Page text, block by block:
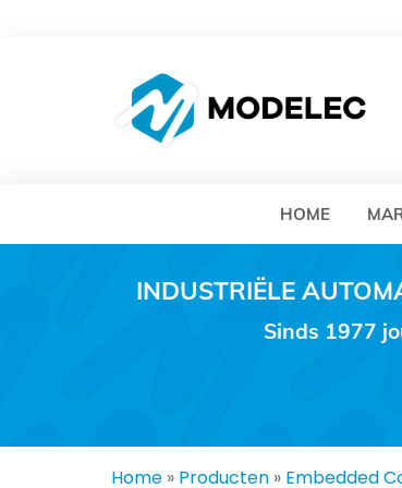
HOME
INDUSTRIËLE
Sinds 1977
Home » Producten » Embedded